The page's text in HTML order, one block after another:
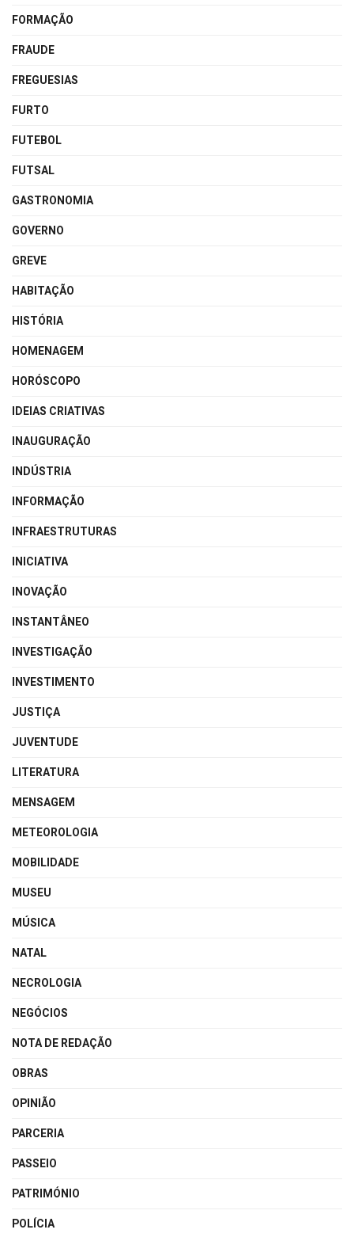
FORMAÇÃO
FRAUDE
FREGUESIAS
FURTO
FUTEBOL
FUTSAL
GASTRONOMIA
GOVERNO
GREVE
HABITAÇÃO
HISTÓRIA
HOMENAGEM
HORÓSCOPO
IDEIAS CRIATIVAS
INAUGURAÇÃO
INDÚSTRIA
INFORMAÇÃO
INFRAESTRUTURAS
INICIATIVA
INOVAÇÃO
INSTANTÂNEO
INVESTIGAÇÃO
INVESTIMENTO
JUSTIÇA
JUVENTUDE
LITERATURA
MENSAGEM
METEOROLOGIA
MOBILIDADE
MUSEU
MÚSICA
NATAL
NECROLOGIA
NEGÓCIOS
NOTA DE REDAÇÃO
OBRAS
OPINIÃO
PARCERIA
PASSEIO
PATRIMÓNIO
POLÍCIA